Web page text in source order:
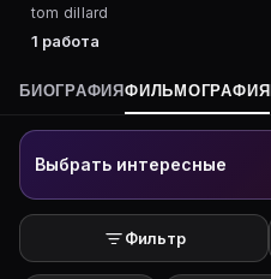
tom dillard
1 работа
БИОГРАФИЯФИЛЬМОГРАФИЯ
Выбрать интересные
Фильтр